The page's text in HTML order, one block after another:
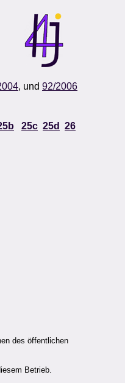
, und 92/2006
25c 25d
26
des öffentlichen
Betrieb.